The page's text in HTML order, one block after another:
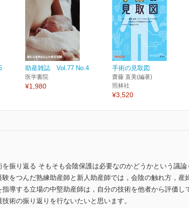
助産雑誌 Vol.77 No.4
医学書院
¥1,980
手術の見取図
齋藤 直美(編著)
照林社
¥3,520
振り返る そもそも会陰保護は必要なのかどうかという議
をつんだ熟練助産師と新人助産師では，会陰の触れ方，産
指導する立場の中堅助産師は，自分の技術を他者から評価
術の振り返りを行ないたいと思います。